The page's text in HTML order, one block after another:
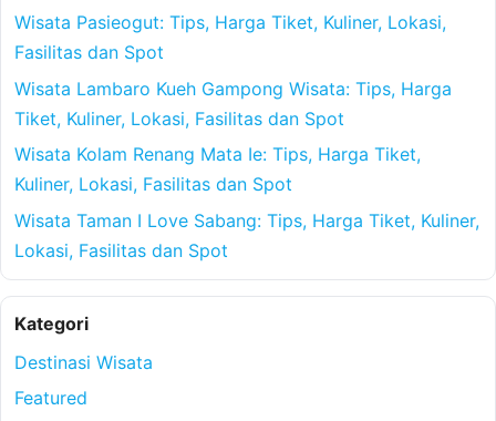
Wisata Pasieogut: Tips, Harga Tiket, Kuliner, Lokasi,
Fasilitas dan Spot
Wisata Lambaro Kueh Gampong Wisata: Tips, Harga
Tiket, Kuliner, Lokasi, Fasilitas dan Spot
Wisata Kolam Renang Mata Ie: Tips, Harga Tiket,
Kuliner, Lokasi, Fasilitas dan Spot
Wisata Taman I Love Sabang: Tips, Harga Tiket, Kuliner,
Lokasi, Fasilitas dan Spot
Kategori
Destinasi Wisata
Featured